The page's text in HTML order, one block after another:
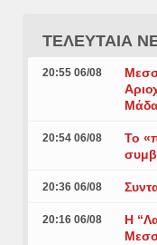
ΤΕΛΕΥΤΑΙΑ
20:55 06/08
20:54 06/08
Το
20:36 06/08
20:16 06/08
Η